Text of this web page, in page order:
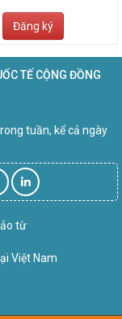
Đăng ký
TẾ CỘNG ĐỒNG
tuần, kể cả ngày
từ
Việt Nam